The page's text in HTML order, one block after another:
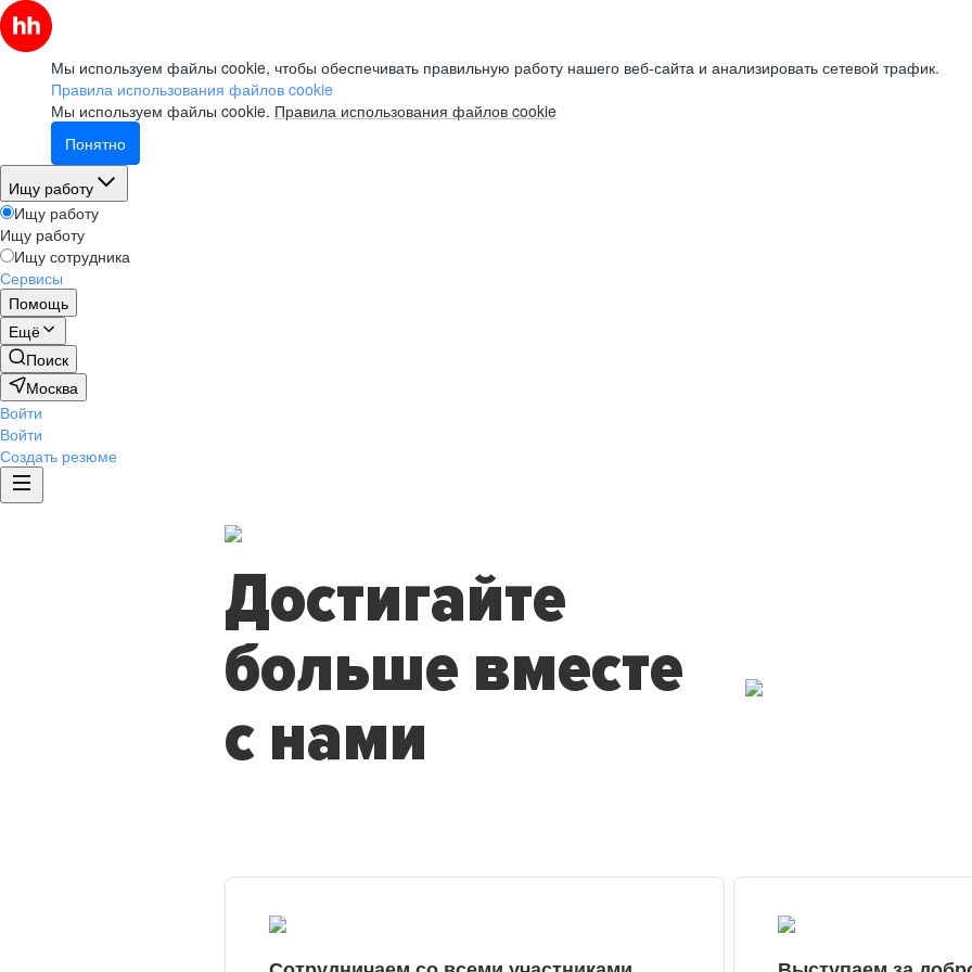
Мы используем файлы cookie, чтобы обеспечивать правильную работу нашего веб-сайта и анализировать сетевой трафик.
Правила использования файлов cookie
Мы используем файлы cookie. Правила использования файлов cookie
Понятно
Ищу работу
Ищу работу
Ищу работу
Ищу сотрудника
Сервисы
Помощь
Ещё
Поиск
Москва
Войти
Войти
Создать резюме
Достигайте
больше вместе
с нами